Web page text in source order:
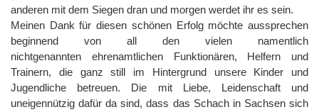
anderen mit dem Siegen dran und morgen werdet ihr es sein.
Meinen Dank für diesen schönen Erfolg möchte aussprechen
beginnend von all den vielen namentlich
nichtgenannten ehrenamtlichen Funktionären, Helfern und
Trainern, die ganz still im Hintergrund unsere Kinder und
Jugendliche betreuen. Die mit Liebe, Leidenschaft und
uneigennützig dafür da sind, dass das Schach in Sachsen sich